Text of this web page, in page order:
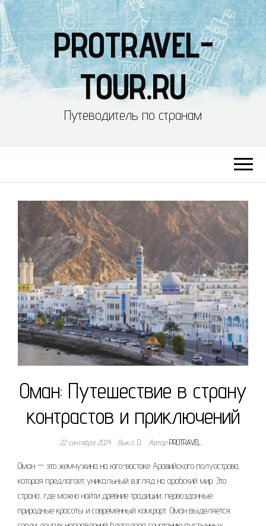
PROTRAVEL-
TOUR.RU
Путеводитель по странам
Оман: Путешествие в страну
контрастов и приключений
22 сентября 2024 Выкл. АвторPROTRAVEL
Оман — это жемчужина на юго-востоке Аравийского полуострова,
которая предлагает уникальный взгляд на арабский мир. Это
страна, где можно найти древние традиции, первозданные
природные красоты и современный комфорт. Оман выделяется